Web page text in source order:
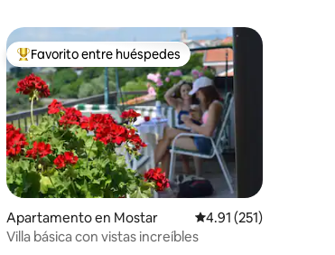
Favorito entre huéspedes preferido
Favorito entre huéspedes
Apartamento en Mostar Calificación promedio:
4.91 (251)
Villa básica con vistas increíbles